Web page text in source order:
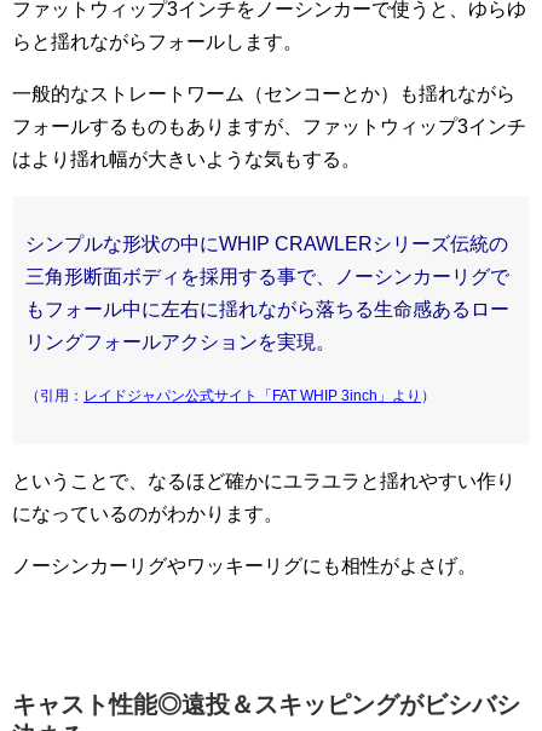
ファットウィップ3インチをノーシンカーで使うと、ゆらゆ
らと揺れながらフォールします。
一般的なストレートワーム（センコーとか）も揺れながら
フォールするものもありますが、ファットウィップ3インチ
はより揺れ幅が大きいような気もする。
シンプルな形状の中にWHIP CRAWLERシリーズ伝統の
三角形断面ボディを採用する事で、ノーシンカーリグで
もフォール中に左右に揺れながら落ちる生命感あるロー
リングフォールアクションを実現。
（引用： レイドジャパン公式サイト「FAT WHIP 3inch」より ）
ということで、なるほど確かにユラユラと揺れやすい作り
になっているのがわかります。
ノーシンカーリグやワッキーリグにも相性がよさげ。
キャスト性能◎遠投＆スキッピングがビシバシ